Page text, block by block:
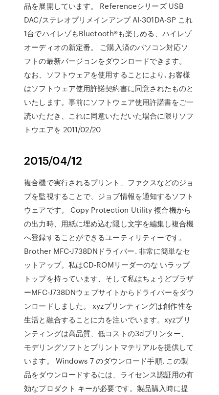
品を展開しています。 Referenceシリーズ USB
DAC/ステレオプリメインアンプ AI-301DA-SP これ
1台でハイレゾもBluetooth®も楽しめる、ハイレゾ
オーディオの新定番。 ご購入済のパソコン対応ソ
フトの最新バージョンをダウンロードできます。
なお、ソフトウェアを使用することにより､お客様
はソフトウェア使用許諾契約書に同意されたものと
いたします。事前にソフトウェア使用許諾書をご一
読いただき、これに同意いただいた場合に限りソフ
トウエアを 2011/02/20
2015/04/12
複合機で実行されるプリント、ファクスなどのジョ
ブを監視することで、ジョブ情報を通知するソフト
ウェアです。 Copy Protection Utility 複合機から
の出力時、用紙に埋め込む隠し文字を編集し複合機
へ登録することができるユーティリティーです。
Brother MFC-J738DNドライバー. 非常に簡単なセ
ットアップ。私はCD-ROMリーダーのな いラップ
トップを持っています、そして私はちょうどブラザ
ーMFC-J738DNウェブサイトからドライバーをダウ
ンロードしました。 xyzプリンティングは創作性を
生活と融合することに力を注いでいます。xyzプリ
ンティングは高品質、低コストの3dプリンター、
モデリングソフトとプリントマテリアルを提供して
います。 Windows 7 のダウンロード手順. この製
品をダウンロードするには、ライセンス認証用の有
効なプロダクト キーが必要です。製品購入時に提